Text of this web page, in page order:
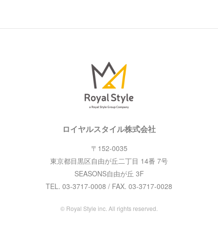
ロイヤルスタイル株式会社
〒152-0035
東京都目黒区自由が丘二丁目 14番 7号
SEASONS自由が丘 3F
TEL. 03-3717-0008 / FAX. 03-3717-0028
© Royal Style inc. All rights reserved.